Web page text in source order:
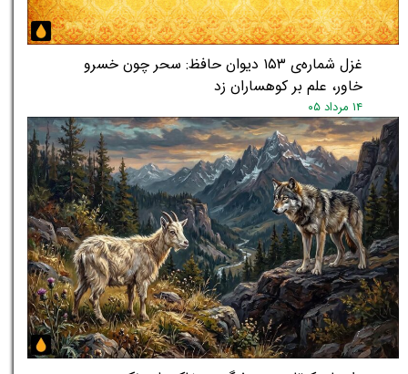
غزل شماره‌ی ۱۵۳ دیوان حافظ: سحر چون خسرو
خاور، علم بر کوهساران زد
۱۴ مرداد ۰۵